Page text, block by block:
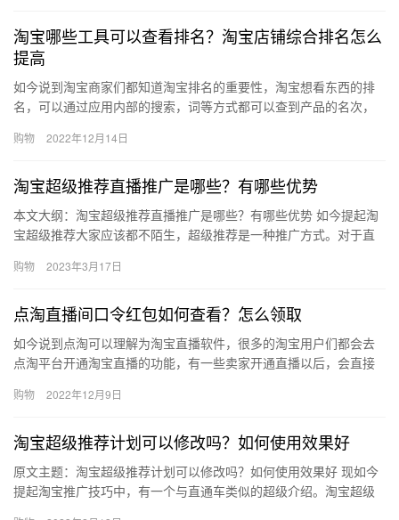
淘宝哪些工具可以查看排名？淘宝店铺综合排名怎么
提高
如今说到淘宝商家们都知道淘宝排名的重要性，淘宝想看东西的排
名，可以通过应用内部的搜索，词等方式都可以查到产品的名次，
看看吧…
购物 2022年12月14日
淘宝超级推荐直播推广是哪些？有哪些优势
本文大纲：淘宝超级推荐直播推广是哪些？有哪些优势 如今提起淘
宝超级推荐大家应该都不陌生，超级推荐是一种推广方式。对于直
常可…
购物 2023年3月17日
点淘直播间口令红包如何查看？怎么领取
如今说到点淘可以理解为淘宝直播软件，很多的淘宝用户们都会去
点淘平台开通淘宝直播的功能，有一些卖家开通直播以后，会直接
何查看…
购物 2022年12月9日
淘宝超级推荐计划可以修改吗？如何使用效果好
原文主题：淘宝超级推荐计划可以修改吗？如何使用效果好 现如今
提起淘宝推广技巧中，有一个与直通车类似的超级介绍。淘宝超级